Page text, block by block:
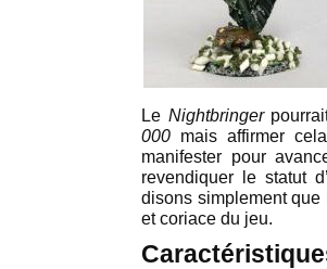
Le Nightbringer
000 mais affirmer
manifester pour
revendiquer le statut
disons simplement
et coriace du jeu.